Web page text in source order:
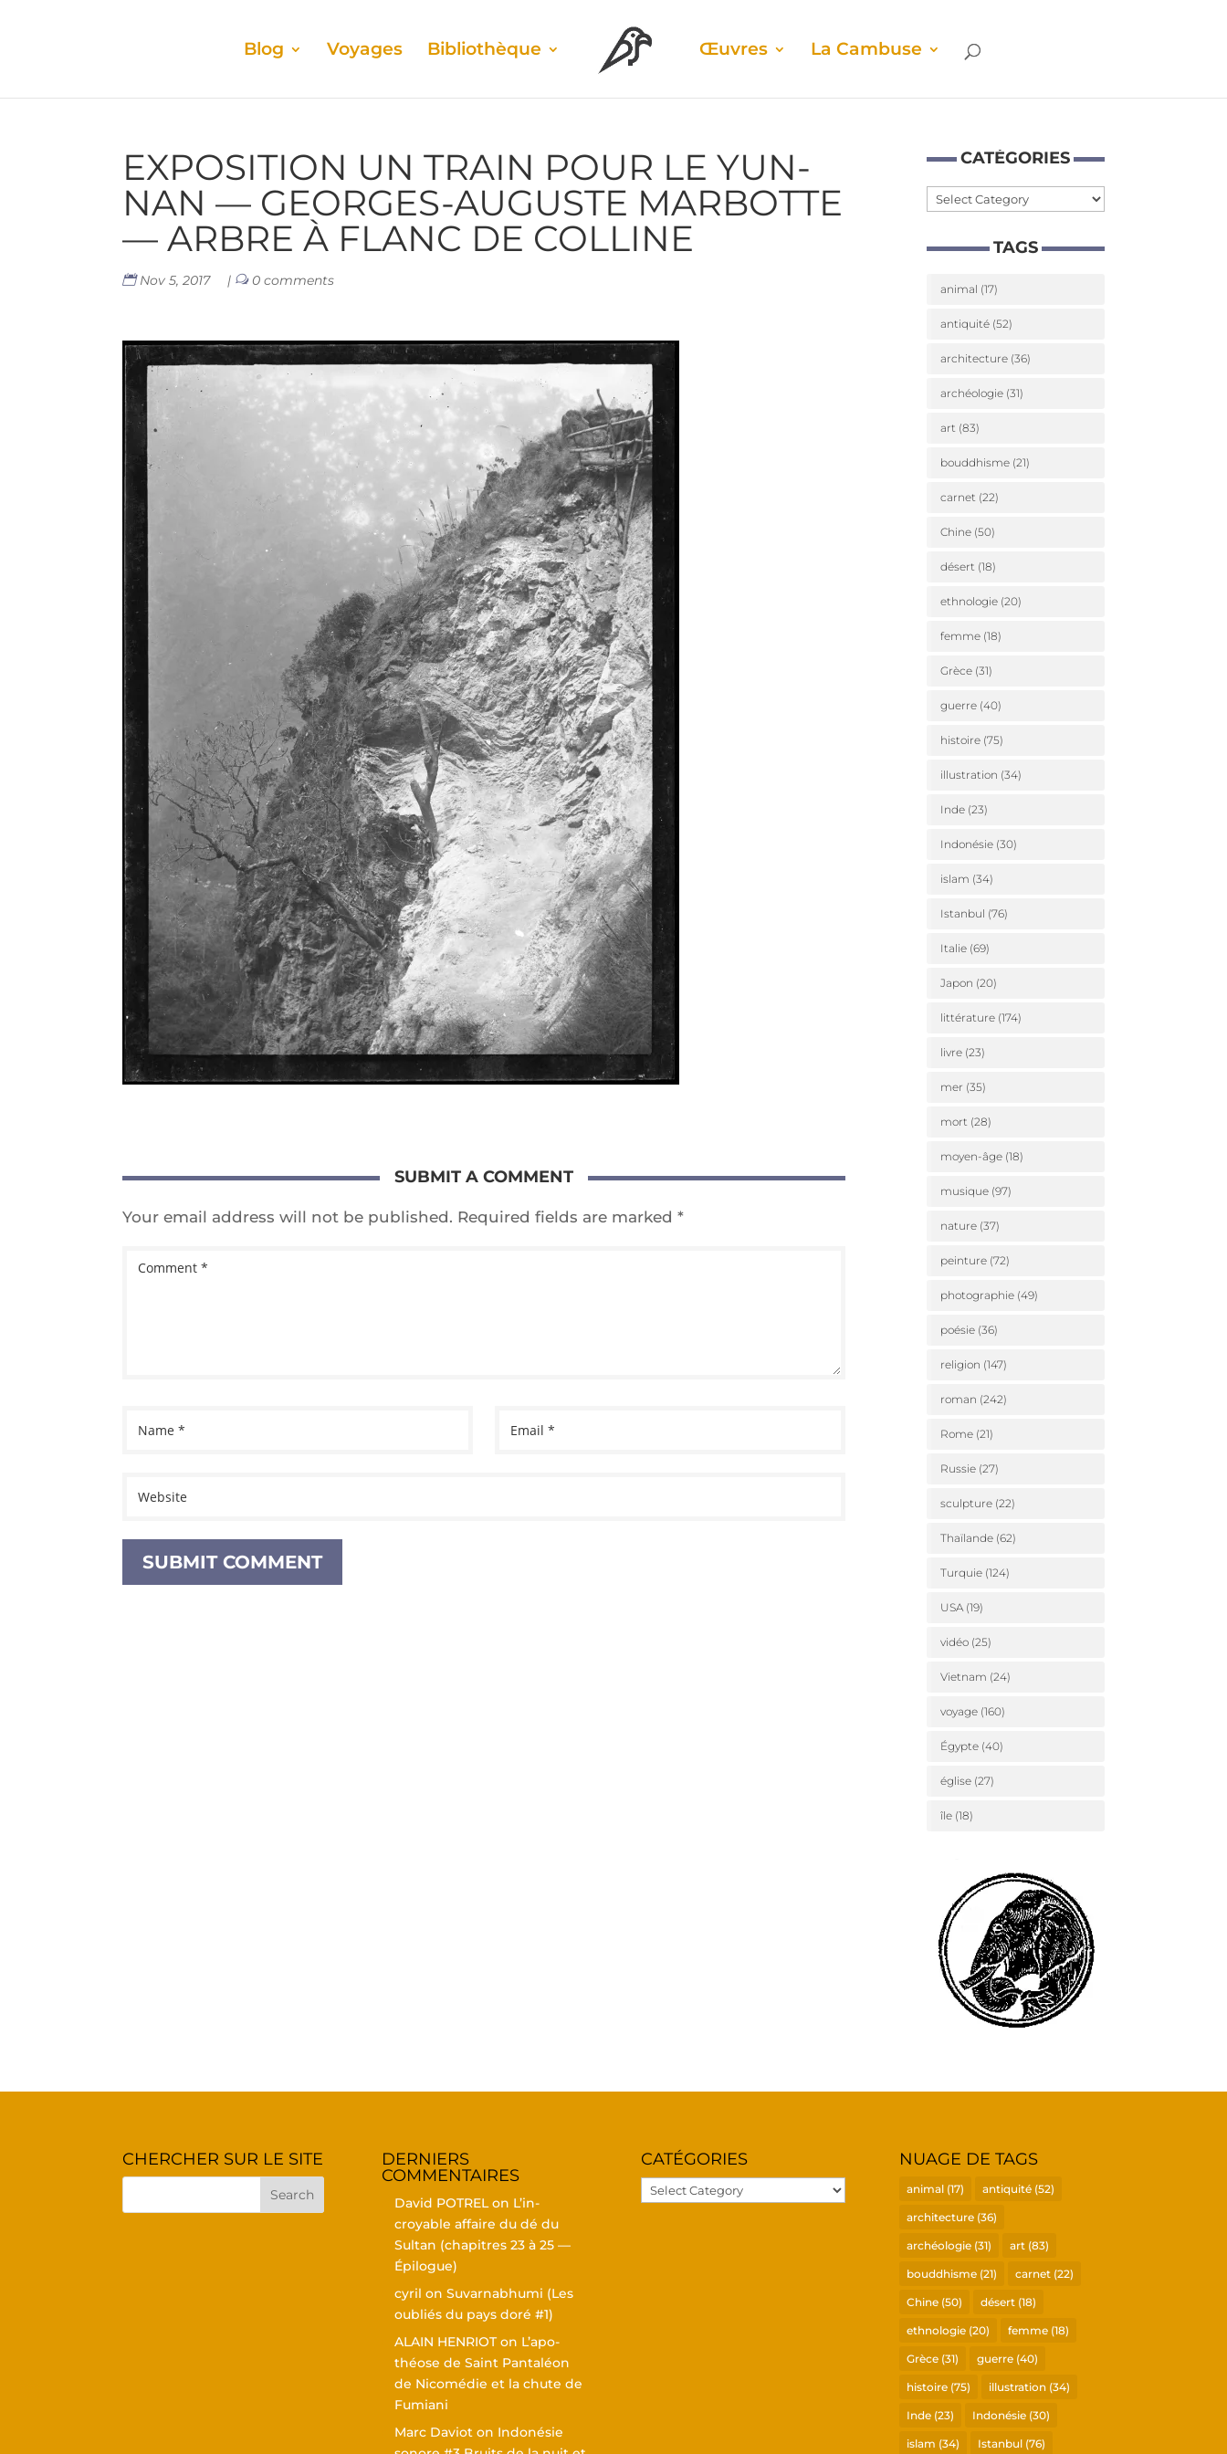
Blog Voyages Biblio­thèque Œuvres La Cam­buse
EXPO­SI­TION UN TRAIN POUR LE YUN­
NAN — GEORGES-AUGUSTE MAR­BOTTE
— ARBRE À FLANC DE COLLINE
Nov 5, 2017 | 0 comments
SUBMIT A COMMENT
Your email address will not be published. Required fields are marked*
CATÉ­GO­RIES
Caté­
ries
TAGS
animal (17)
antiquité (52)
architecture (36)
archéologie (31)
art (83)
bouddhisme (21)
carnet (22)
Chine (50)
désert (18)
ethnologie (20)
femme (18)
Grèce (31)
guerre (40)
histoire (75)
illustration (34)
Inde (23)
Indonésie (30)
islam (34)
Istanbul (76)
Italie (69)
Japon (20)
littérature (174)
livre (23)
mer (35)
mort (28)
moyen-âge (18)
musique (97)
nature (37)
peinture (72)
photographie (49)
poésie (36)
religion (147)
roman (242)
Rome (21)
Russie (27)
sculpture (22)
Thaïlande (62)
Turquie (124)
USA(19)
vidéo (25)
Vietnam (24)
voyage (160)
Égypte (40)
église (27)
île (18)
CHER­CHER SUR LE SITE
DER­NIERS
COMMENTAIRES
David POTRELon L’in­
croyable affaire du dé du
Sul­tan (cha­pitres 23 à 25 —
Épilogue)
cyril on Suvar­nabhu­mi (Les
oubliés du pays doré #1)
ALAIN HENRIOTon L’a­po­
théose de Saint Pan­ta­léon
de Nico­mé­die et la chute de
Fumiani
Marc Daviot on Indo­né­sie
CATÉ­GO­RIES
Caté­
go­
NUAGE DE TAGS
animal (17) antiquité (52)
architecture (36)
archéologie (31) art (83)
bouddhisme (21) carnet (22)
Chine (50) désert (18)
ethnologie (20) femme (18)
Grèce (31) guerre (40)
histoire (75) illustration (34)
Inde (23) Indonésie (30)
islam (34) Istanbul (76)